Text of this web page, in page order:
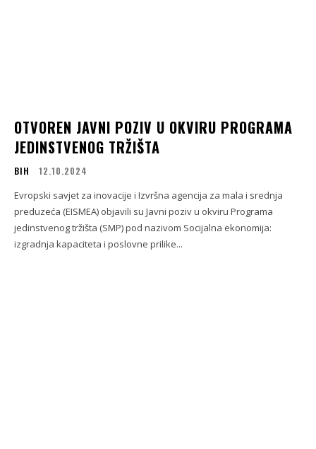
OTVOREN JAVNI POZIV U OKVIRU PROGRAMA
JEDINSTVENOG TRŽIŠTA
BIH 12.10.2024
Evropski savjet za inovacije i Izvršna agencija za mala i srednja
preduzeća (EISMEA) objavili su Javni poziv u okviru Programa
jedinstvenog tržišta (SMP) pod nazivom Socijalna ekonomija:
izgradnja kapaciteta i poslovne prilike...